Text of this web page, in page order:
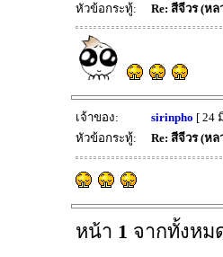
หัวข้อกระทู้:
Re: สีจีวร (ห
เจ้าของ: sirinpho [ 24
หัวข้อกระทู้:
Re: สีจีวร (ห
หน้า 1 จากทั้งหม